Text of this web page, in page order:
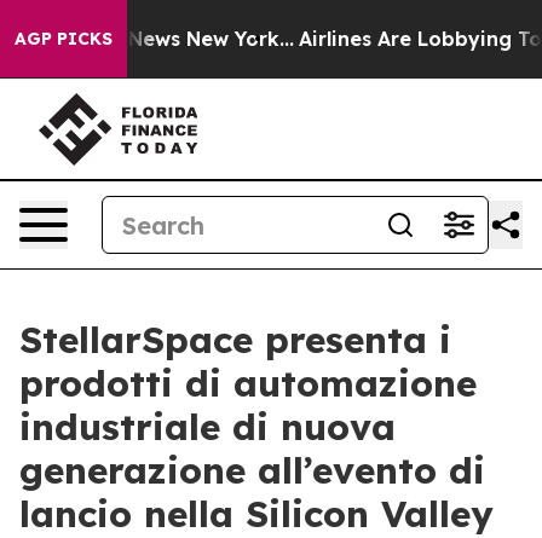
AGP PICKS
News New York... Airlines Are Lobbying To
StellarSpace presenta i
prodotti di automazione
industriale di nuova
generazione all’evento di
lancio nella Silicon Valley